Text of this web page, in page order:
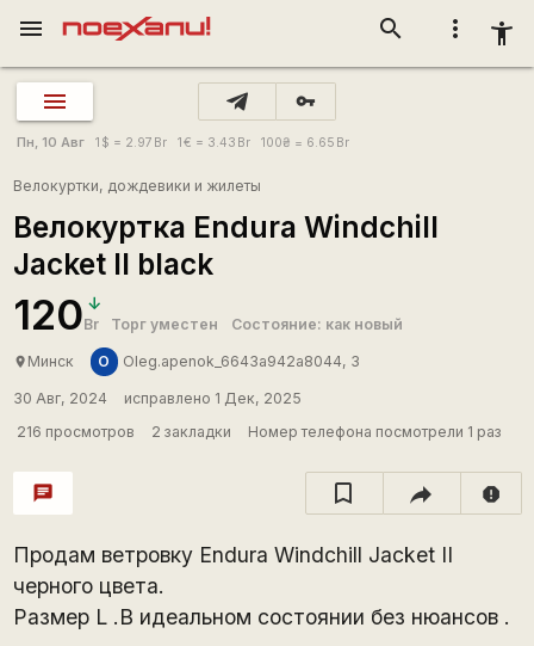
more_vert accessibility_new
search
menu
vpn_key
Пн, 10 Авг 1 $ = 2.97 Br 1€ = 3.43 Br 100₴ = 6.65 Br
Велокуртки, дождевики и жилеты
Велокуртка Endura Windchill
Jacket II black
120Br Торг уместен Состояние: как новый
place Минск O Oleg.apenok_6643a942a8044, 3
30 Авг, 2024
исправлено 1 Дек, 2025
216 просмотров
2 закладки Номер телефона посмотрели 1 раз
chat report
Продам ветровку Endura Windchill Jacket II
черного цвета.
Размер L .В идеальном состоянии без нюансов .